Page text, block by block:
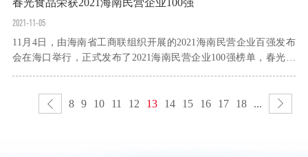
春光食品荣获2021海南民营企业100强
2021-11-05
11月4日，由海南省工商联组织开展的2021海南民营企业百强发布
会在海口举行，正式发布了2021海南民营企业100强榜单，春光食
8 9 10 11 12 13 14 15 16 17 18 ...